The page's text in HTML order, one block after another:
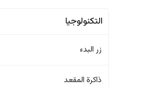
التكنولوجيا
زر البدء
ذاكرة المقعد